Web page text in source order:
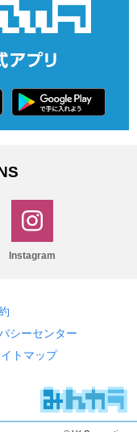
Instagram
シーセンター
トマップ